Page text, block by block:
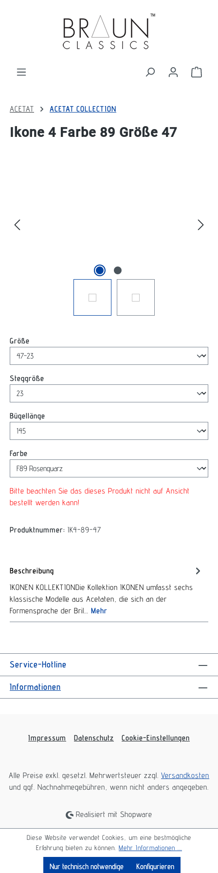
ACETAT ACETAT COLLECTION
Ikone 4 Farbe 89 Größe 47
Größe
Steggröße
Bügellänge
Farbe
Bitte beachten Sie das dieses Produkt nicht auf Ansicht
bestellt werden kann!
Produktnummer: IK4-89-47
Beschreibung
IKONEN KOLLEKTIONDie Kollektion IKONEN umfasst sechs
klassische Modelle aus Acetaten, die sich an der
Formensprache der Bril… Mehr
Service-Hotline
Informationen
Impressum Datenschutz Cookie-Einstellungen
Alle Preise exkl. gesetzl. Mehrwertsteuer zzgl. Versandkosten
und ggf. Nachnahmegebühren, wenn nicht anders angegeben.
Realisiert mit Shopware
Diese Website verwendet Cookies, um eine bestmögliche
Erfahrung bieten zu können. Mehr Informationen ...
Nur technisch notwendige Konfigurieren